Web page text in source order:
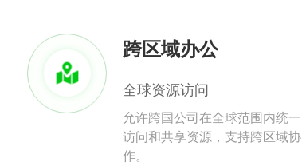
跨区域办公
全球资源访问
允许跨国公司在全球范围内统一
访问和共享资源，支持跨区域协
作。